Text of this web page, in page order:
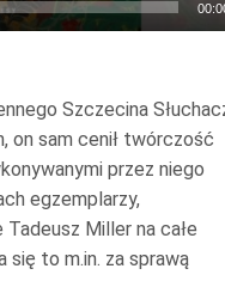
Szczecina
on sam cenił twórczość
przez niego
egzemplarzy,
Miller na całe
się to m.in. za sprawą